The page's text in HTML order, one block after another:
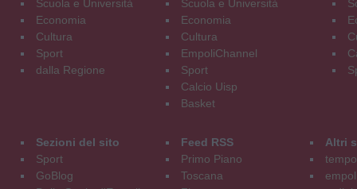
Scuola e Università
Economia
Cultura
Sport
dalla Regione
Scuola e Università
Economia
Cultura
EmpoliChannel
Sport
Calcio Uisp
Basket
Sezioni del sito
Sport
GoBlog
Feed RSS
Primo Piano
Toscana
Altri